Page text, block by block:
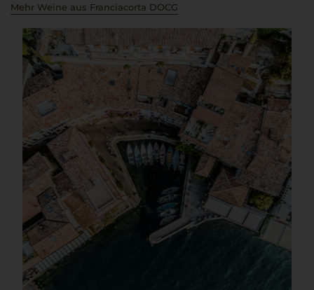
Mehr Weine aus Franciacorta DOCG